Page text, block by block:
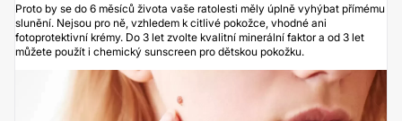
Proto by se do 6 měsíců života vaše ratolesti měly úplně vyhýbat přímému
slunění. Nejsou pro ně, vzhledem k citlivé pokožce, vhodné ani
fotoprotektivní krémy. Do 3 let zvolte kvalitní minerální faktor a od 3 let
můžete použít i chemický sunscreen pro dětskou pokožku.